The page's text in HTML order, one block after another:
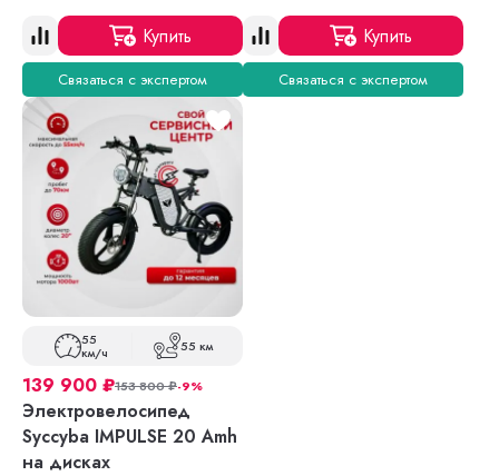
Купить
Связаться с экспертом
Купить
Связаться с экспертом
55
км/ч 55 км
139 900 ₽153 800₽-9%
Электровелосипед
Syccyba IMPULSE 20 Amh
на дисках